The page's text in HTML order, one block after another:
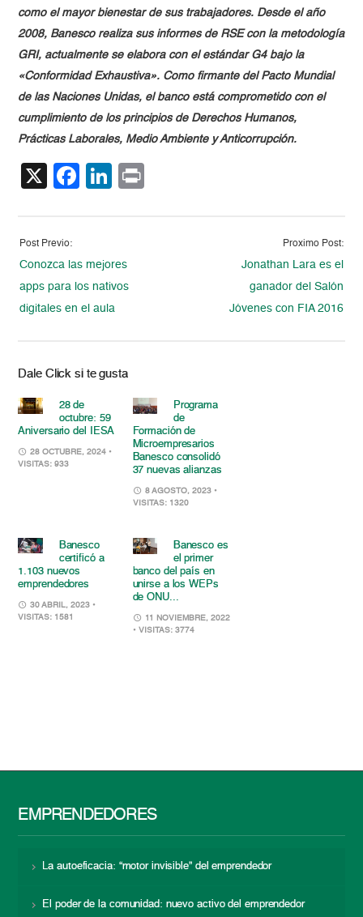
como el mayor bienestar de sus trabajadores. Desde el año
2008, Banesco realiza sus informes de RSE con la metodología
GRI, actualmente se elabora con el estándar G4 bajo la
«Conformidad Exhaustiva». Como firmante del Pacto Mundial
de las Naciones Unidas, el banco está comprometido con el
cumplimiento de los principios de Derechos Humanos,
Prácticas Laborales, Medio Ambiente y Anticorrupción.
X Facebook
LinkedIn
Post Previo:
Conozca las mejores
apps para los nativos
digitales en el aula
Proximo Post:
Jonathan Lara es el
ganador del Salón
Jóvenes con FIA 2016
Dale Click si te gusta
28 de
octubre: 59
Aniversario del IESA
28 OCTUBRE, 2024 •
VISITAS: 933
Programa
de
Formación de
Microempresarios
Banesco consolidó
37 nuevas alianzas
8 AGOSTO, 2023 •
VISITAS: 1320
Banesco
certificó a
1.103 nuevos
emprendedores
30 ABRIL, 2023 •
VISITAS: 1581
Banesco es
el primer
banco del país en
unirse a los WEPs
de ONU...
11 NOVIEMBRE, 2022
• VISITAS: 3774
EMPRENDEDORES
La autoeficacia: “motor invisible” del emprendedor
El poder de la comunidad: nuevo activo del emprendedor